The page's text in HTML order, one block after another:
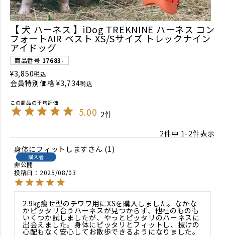
【 犬 ハーネス 】iDog TREKNINE ハーネス コン
フォートAIR ベスト XS/Sサイズ トレックナイン
アイドッグ
商品番号 17683-
¥3,850税込
会員特別価格 ¥3,734税込
5.00 2
2件中 1-2件表示
身体にフィットします
1
購入者
非公開
投稿日
2025/08/03
2.9㎏痩せ型のチワワ用にXSを購入しました。なかな
かピッタリ合うハーネスが見つからず、他社のものも
いくつか試しましたが、やっとピッタリのハーネスに
出会えました。身体にピッタリとフィットし、抜けの
心配もなく安心してお散歩できるようになりました。